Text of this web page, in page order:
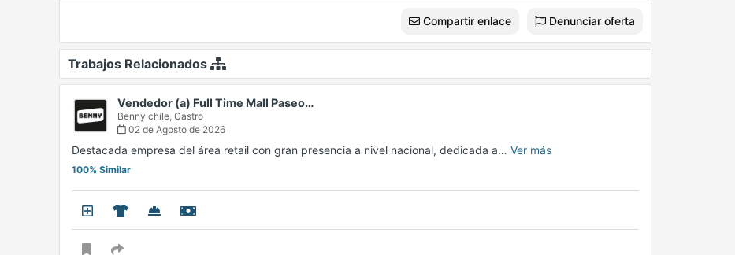
Compartir enlace Denunciar oferta
Trabajos Relacionados
Vendedor (a) Full Time Mall Paseo…
Benny chile, Castro
02 de Agosto de 2026
Destacada empresa del área retail con gran presencia a nivel nacional, dedicada a… Ver más
100% Similar